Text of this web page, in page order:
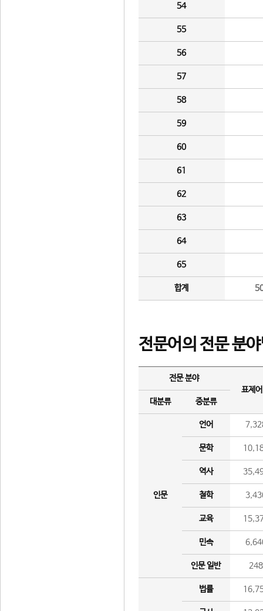
54
55
56
57
58
59
60
61
62
63
64
65
합계
전문어의 전문 분
전문 분야
표제
대분류
중분류
인문
언어
문학
역사
철학
교육
민속
인문 일반 248
법률